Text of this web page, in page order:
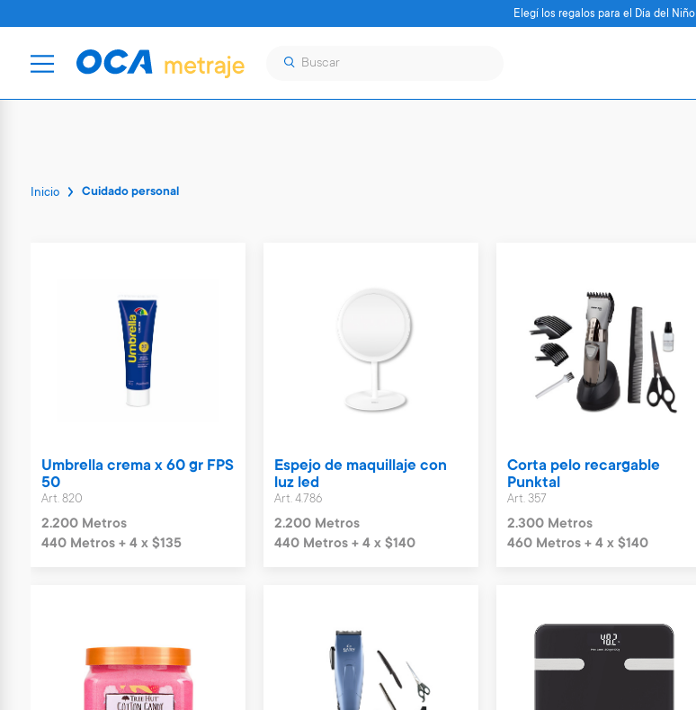
Inicio Cuidado personal
Umbrella crema x 60 gr FPS
50
Art. 820
2.200 Metros
440 Metros + 4 x $135
Espejo de maquillaje con
luz led
Art. 4.786
2.200 Metros
440 Metros + 4 x $140
Corta pelo recargable
Punktal
Art. 357
2.300 Metros
460 Metros + 4 x $140
Elegí los regalos para el Día del Niño